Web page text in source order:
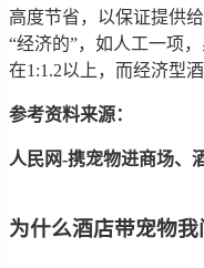
高度节省，以保证提供
“经济的”，如人工一项
在1:1.2以上，而经济型
参考资料来源：
人民网-携宠物进商场、
为什么酒店带宠物